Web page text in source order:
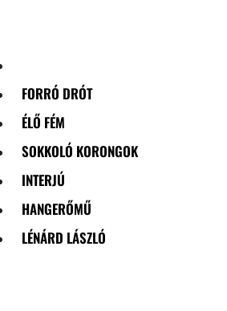
FORRÓ DRÓT
ÉLŐ FÉM
SOKKOLÓ KORONGOK
INTERJÚ
HANGERŐMŰ
LÉNÁRD LÁSZLÓ